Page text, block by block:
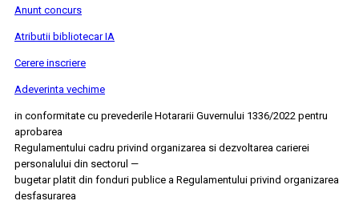
Anunt concurs
Atributii bibliotecar IA
Cerere inscriere
Adeverinta vechime
in conformitate cu prevederile Hotararii Guvernului 1336/2022 pentru
aprobarea
Regulamentului cadru privind organizarea si dezvoltarea carierei
personalului din sectorul —
bugetar platit din fonduri publice a Regulamentului privind organizarea
desfasurarea